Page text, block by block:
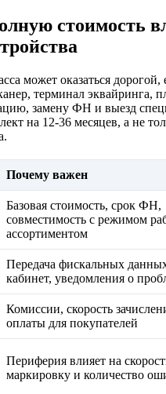
стоимость
может оказаться дорогой,
терминал эквайринга,
замену ФН и выезд
на 12-36 месяцев, а не
Почему важен
Базовая стоимость, срок ФН,
совместимость с режимом
ассортиментом
Передача фискальных
кабинет, уведомления о
Комиссии, скорость
оплаты для покупателей
Периферия влияет на
маркировку и количество